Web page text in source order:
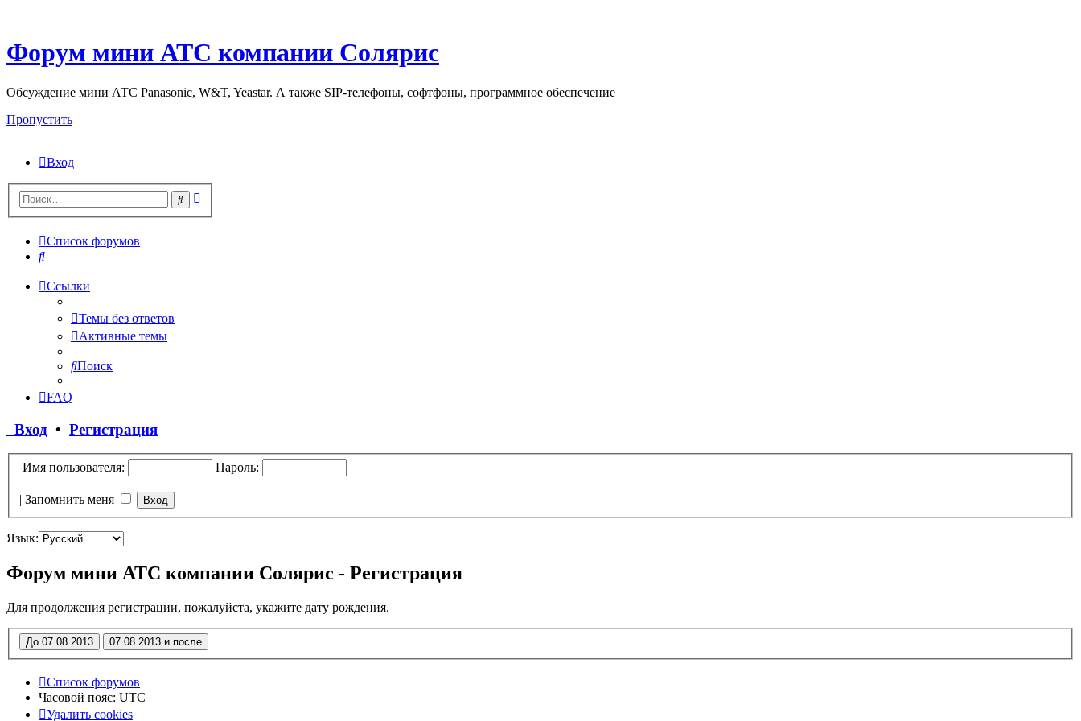
Форум мини АТС компании Солярис
Обсуждение мини АТС Panasonic, W&T, Yeastar. А также SIP-телефоны, софтфоны, программное обеспечение
Пропустить
Вход
Поиск
Список форумов
Поиск
Ссылки
Темы без ответов
Активные темы
Поиск
FAQ
Вход • Регистрация
Имя пользователя: Пароль:
| Запомнить меня
Язык:
Форум мини АТС компании Солярис - Регистрация
Для продолжения регистрации, пожалуйста, укажите дату рождения.
Список форумов
Часовой пояс: UTC
Удалить cookies